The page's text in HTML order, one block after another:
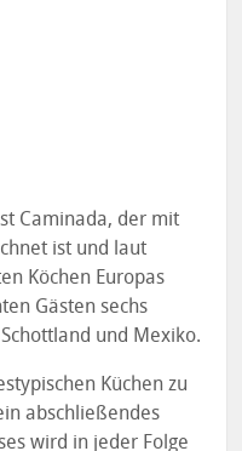
Caminada, der mit
ist und laut
Köchen Europas
Gästen sechs
und Mexiko.
Küchen zu
abschließendes
wird in jeder Folge